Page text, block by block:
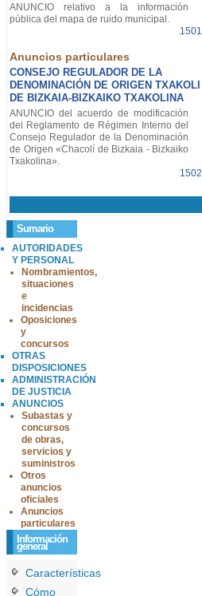
ANUNCIO relativo a la información
pública del mapa de ruido municipal.
1501
Anuncios particulares
CONSEJO REGULADOR DE LA
DENOMINACIÓN DE ORIGEN TXAKOLI
DE BIZKAIA-BIZKAIKO TXAKOLINA
ANUNCIO del acuerdo de modificación
del Reglamento de Régimen Interno del
Consejo Regulador de la Denominación
de Origen «Chacolí de Bizkaia - Bizkaiko
Txakolina».
1502
Sumario
AUTORIDADES
Y PERSONAL
Nombramientos,
situaciones
e
incidencias
Oposiciones
y
concursos
OTRAS
DISPOSICIONES
ADMINISTRACIÓN
DE JUSTICIA
ANUNCIOS
Subastas y
concursos
de obras,
servicios y
suministros
Otros
anuncios
oficiales
Anuncios
particulares
Información
general
Características
Cómo